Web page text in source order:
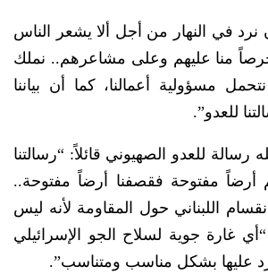
نرد في النهار من أجل ألا يشعر الناس
منا عليهم وعلى مشاعرهم.. نملك
مسؤولية أعمالنا، كما أن بياننا
للعدو”.
رسالة للعدو الصهيوني قائلاً: “رسالتنا
أرضاً مفتوحة فقصفنا أرضاً مفتوحة..
اللبناني حول المقاومة لأنه ليس
“أي غارة جوية لسلاح الجو الإسرائيلي
عليها بشكل مناسب ومتناسب”.